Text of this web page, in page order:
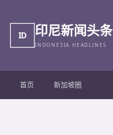
ID 印尼新闻头条
INDONESIA HEADLINES
首页 新加坡圈